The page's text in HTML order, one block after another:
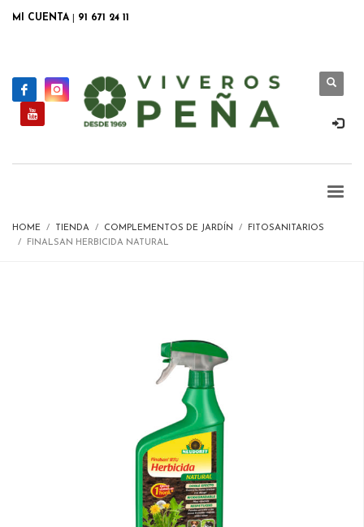
MI CUENTA 91 671 24 11
HOME TIENDA COMPLEMENTOS DE JARDÍN
FITOSANITARIOS
FINALSAN HERBICIDA NATURAL